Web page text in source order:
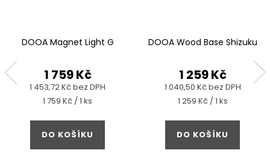
DOOA Magnet Light G
1 453,72 Kč bez DPH
1 759 Kč
Měrná
1 759 Kč / 1 ks
DO KOŠÍKU
DOOA Wood Base Shizuku
1 040,50 Kč bez DPH
1 259 Kč
Měrná
1 259 Kč / 1 ks
DO KOŠÍKU